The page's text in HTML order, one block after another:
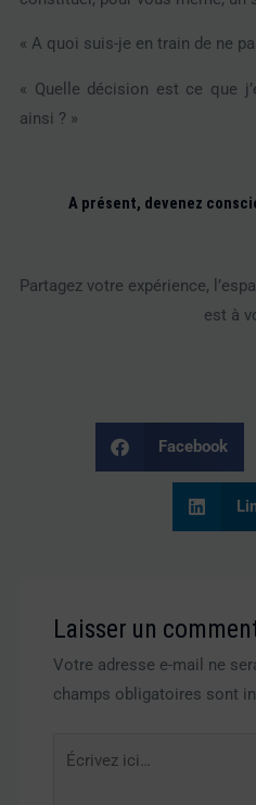
« A quoi suis-je en train de ne
« Quelle décision est ce que
ainsi ? »
A présent, devenez
Partagez votre expérience,
est à
Facebook
Laisser un
Votre adresse e-mail ne
champs obligatoires sont
Écrivez